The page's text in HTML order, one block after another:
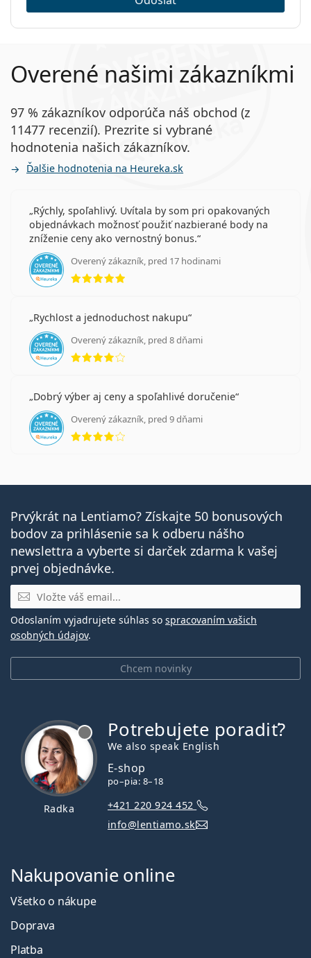
Overené našimi zákazníkmi
97 % zákazníkov odporúča náš obchod (z
11477 recenzií). Prezrite si vybrané
hodnotenia našich zákazníkov.
Ďalšie hodnotenia na Heureka.sk
Rýchly, spoľahlivý. Uvítala by som pri opakovaných
objednávkach možnosť použiť nazbierané body na
zníženie ceny ako vernostný bonus.
Overený zákazník, pred 17 hodinami
hodnotenie 5 z 5
Rychlost a jednoduchost nakupu
Overený zákazník, pred 8 dňami
hodnotenie 4 z 5
Dobrý výber aj ceny a spoľahlivé doručenie
Overený zákazník, pred 9 dňami
hodnotenie 4 z 5
Prvýkrát na Lentiamo? Získajte 50 bonusových
bodov za prihlásenie sa k odberu nášho
newslettra a vyberte si darček zdarma k vašej
prvej objednávke.
E-mail
Chcem novinky
Odoslaním vyjadrujete súhlas so spracovaním vašich
osobných údajov.
Radka
Potrebujete poradiť?
We also speak English
E-shop
po–pia: 8–18
+421 220 924 452
info@lentiamo.sk
Nakupovanie online
Všetko o nákupe
Doprava
Platba